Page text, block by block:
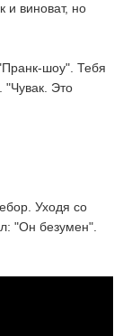
и виноват, но
шоу". Тебя
"Чувак. Это
Уходя со
"Он безумен".